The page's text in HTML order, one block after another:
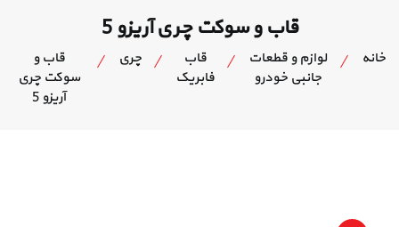
قاب و سوکت چری آریزو 5
خانه
لوازم و قطعات
جانبی خودرو
قاب
فابریک
چری
قاب و
سوکت چری
آریزو 5